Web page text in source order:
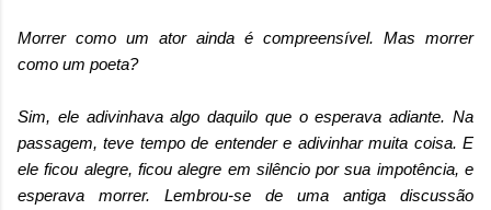
Morrer como um ator ainda é compreensível. Mas morrer
como um poeta?
Sim, ele adivinhava algo daquilo que o esperava adiante. Na
passagem, teve tempo de entender e adivinhar muita coisa. E
ele ficou alegre, ficou alegre em silêncio por sua impotência, e
esperava morrer. Lembrou-se de uma antiga discussão